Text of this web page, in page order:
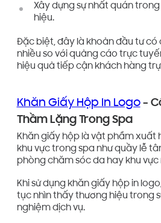
Xây dựng sự nhất quán
hiệu.
Đặc biệt, đây là khoản đầu tư có
nhiều so với quảng cáo trực
hiệu quả tiếp cận khách hàng
Khăn Giấy Hộp In Logo–
Thầm Lặng Trong Spa
Khăn giấy hộp là vật phẩm xuất
khu vực trong spa như quầy lễ
phòng chăm sóc da hay khu vực
Khi sử dụng khăn giấy hộp in
tục nhìn thấy thương hiệu trong
nghiệm dịch vụ.